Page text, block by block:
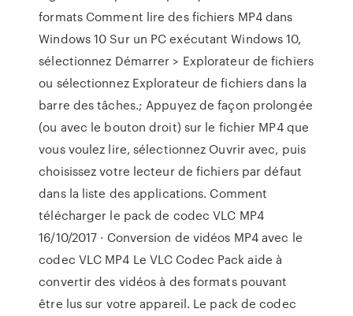
formats Comment lire des fichiers MP4 dans
Windows 10 Sur un PC exécutant Windows 10,
sélectionnez Démarrer > Explorateur de fichiers
ou sélectionnez Explorateur de fichiers dans la
barre des tâches.; Appuyez de façon prolongée
(ou avec le bouton droit) sur le fichier MP4 que
vous voulez lire, sélectionnez Ouvrir avec, puis
choisissez votre lecteur de fichiers par défaut
dans la liste des applications. Comment
télécharger le pack de codec VLC MP4
16/10/2017 · Conversion de vidéos MP4 avec le
codec VLC MP4 Le VLC Codec Pack aide à
convertir des vidéos à des formats pouvant
être lus sur votre appareil. Le pack de codec